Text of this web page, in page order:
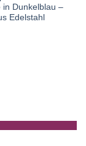
in Dunkelblau –
Edelstahl